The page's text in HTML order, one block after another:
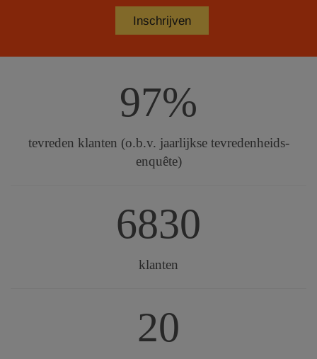
97%
tevreden klanten (o.b.v. jaarlijkse tevredenheids-
enquête)
6830
klanten
20